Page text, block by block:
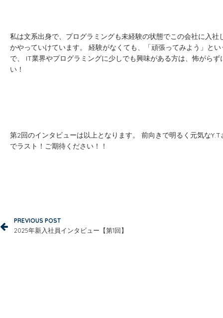
私は文系出身で、プログラミングも未経験の状態でこの会社に入社
かやっていけています。 経験がなくても、「頑張ってみよう」と
で、 IT業界やプログラミングに少しでも興味がある方は、怖がら
い！
第2回のインタビューは以上となります。 前向きで明るく元気な
でラスト！ご期待ください！！
PREVIOUS POST
2025年新入社員インタビュー【第1回】